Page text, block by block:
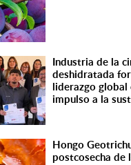
Industria de la
deshidratada
liderazgo global
impulso a la
Hongo
postcosecha de